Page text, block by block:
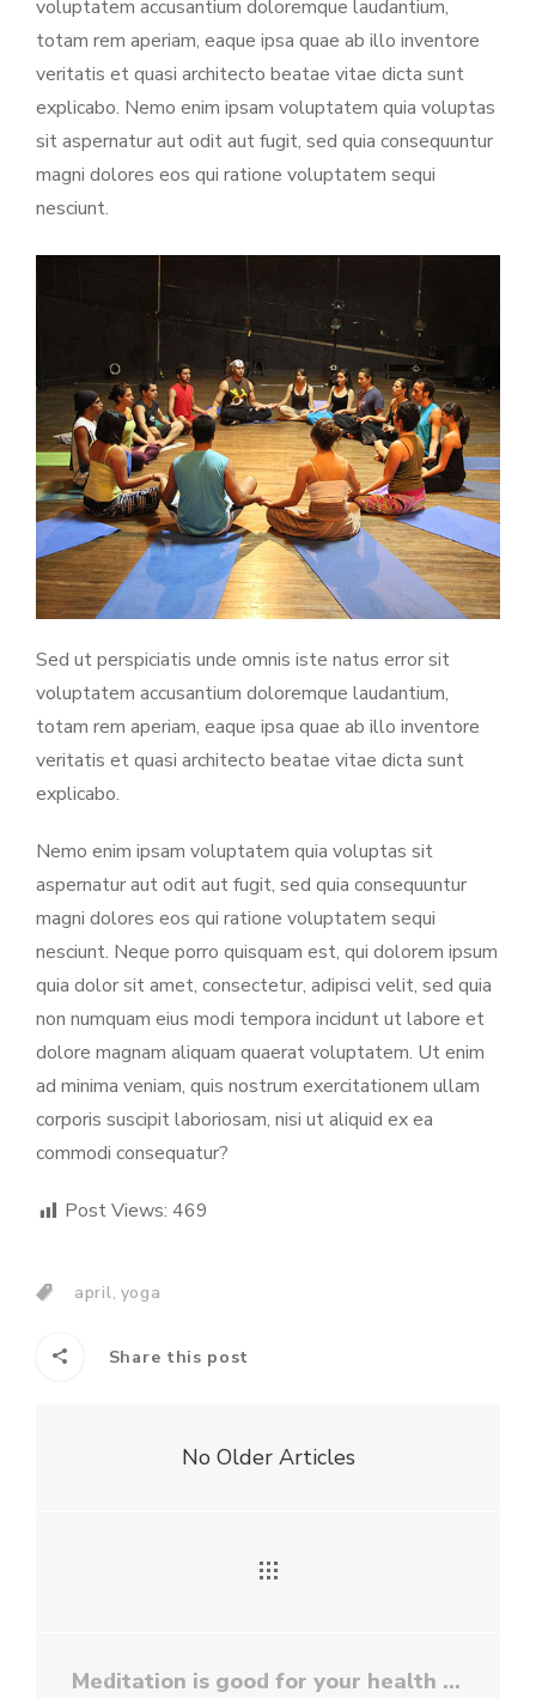
voluptatem accusantium doloremque laudantium,
totam rem aperiam, eaque ipsa quae ab illo inventore
veritatis et quasi architecto beatae vitae dicta sunt
explicabo. Nemo enim ipsam voluptatem quia voluptas
sit aspernatur aut odit aut fugit, sed quia consequuntur
magni dolores eos qui ratione voluptatem sequi
nesciunt.
Sed ut perspiciatis unde omnis iste natus error sit
voluptatem accusantium doloremque laudantium,
totam rem aperiam, eaque ipsa quae ab illo inventore
veritatis et quasi architecto beatae vitae dicta sunt
explicabo.
Nemo enim ipsam voluptatem quia voluptas sit
aspernatur aut odit aut fugit, sed quia consequuntur
magni dolores eos qui ratione voluptatem sequi
nesciunt. Neque porro quisquam est, qui dolorem ipsum
quia dolor sit amet, consectetur, adipisci velit, sed quia
non numquam eius modi tempora incidunt ut labore et
dolore magnam aliquam quaerat voluptatem. Ut enim
ad minima veniam, quis nostrum exercitationem ullam
corporis suscipit laboriosam, nisi ut aliquid ex ea
commodi consequatur?
Post Views: 469
april, yoga
Share this post
No Older Articles
Meditation is good for your health